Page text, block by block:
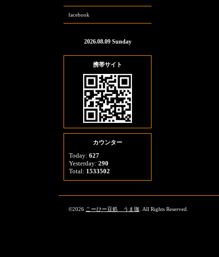
facebook
2026.08.09 Sunday
携帯サイト
カウンター
Today: 627
Yesterday: 290
Total: 1533502
©2026 こーひー豆処 うま珈 . All Rights Reserved.